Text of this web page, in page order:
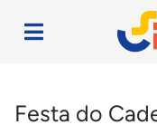
Festa do